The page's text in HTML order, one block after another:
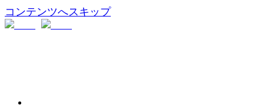
コンテンツへスキップ